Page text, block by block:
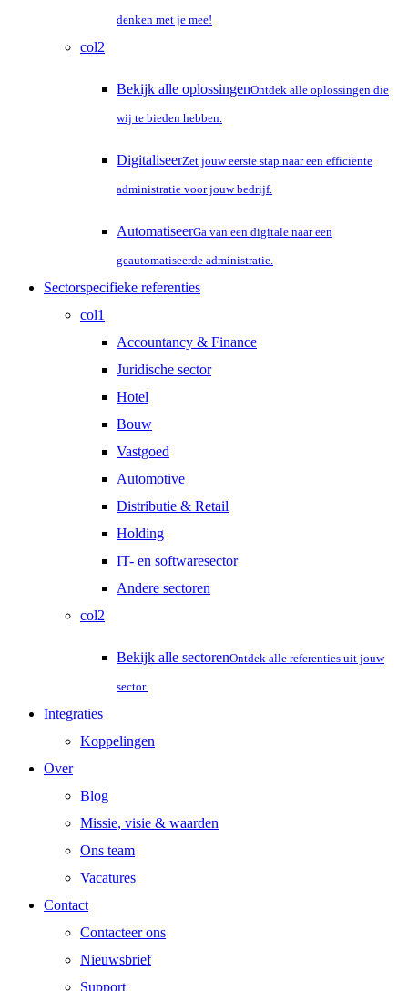
denken met je mee!
col2
Bekijk alle oplossingenOntdek alle oplossingen die
wij te bieden hebben.
DigitaliseerZet jouw eerste stap naar een efficiënte
administratie voor jouw bedrijf.
AutomatiseerGa van een digitale naar een
geautomatiseerde administratie.
Sectorspecifieke referenties
col1
Accountancy & Finance
Juridische sector
Hotel
Bouw
Vastgoed
Automotive
Distributie & Retail
Holding
IT- en softwaresector
Andere sectoren
col2
Bekijk alle sectorenOntdek alle referenties uit jouw
sector.
Integraties
Koppelingen
Over
Blog
Missie, visie & waarden
Ons team
Vacatures
Contact
Contacteer ons
Nieuwsbrief
Support